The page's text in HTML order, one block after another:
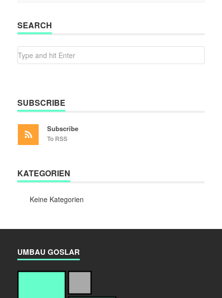
SEARCH
SUBSCRIBE
Subscribe
To RSS
KATEGORIEN
Keine Kategorien
UMBAU GOSLAR